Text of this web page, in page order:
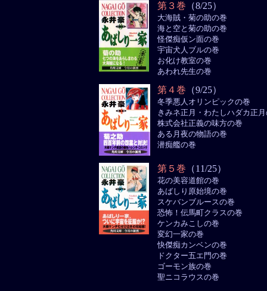
第３巻 （8/25）
大海賊・菊の助の巻
海と空と菊の助の巻
怪傑痴仮ン面の巻
宇宙犬人ブルの巻
お化け教室の巻
あわれ先生の巻
第４巻 （9/25）
冬季悪人オリンピックの巻
きみネ正月・わたしハダカ正
株式会社正義の味方の巻
ある月夜の物語の巻
潜痴艦の巻
第５巻 （11/25）
花の美容道館の巻
あばしり原始境の巻
スケバンブルースの巻
恐怖！伝馬町クラスの巻
ケンカみこしの巻
変幻一家の巻
快傑痴カンベンの巻
ドクター五エ門の巻
ゴーモン族の巻
聖ニコラウスの巻